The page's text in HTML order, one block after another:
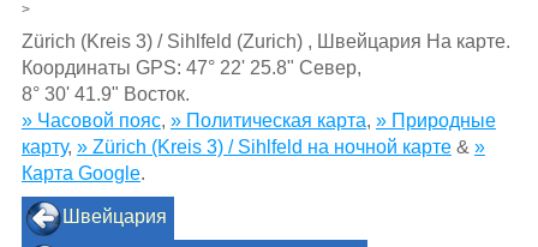
>
Zürich (Kreis 3) / Sihlfeld (Zurich) , Швейцария На карте.
Координаты GPS: 47° 22' 25.8" Север,
8° 30' 41.9" Восток.
» Часовой пояс, » Политическая карта, » Природные
карту, » Zürich (Kreis 3) / Sihlfeld на ночной карте& »
Карта Google.
Швейцария